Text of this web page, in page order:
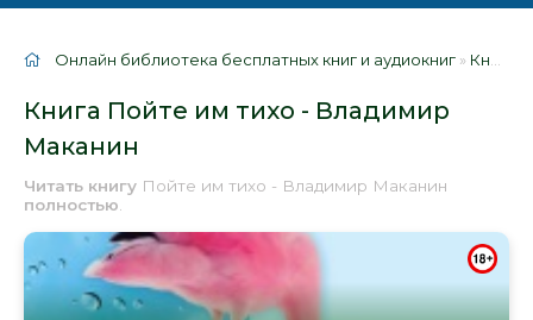
Онлайн библиотека бесплатных книг и аудиокниг » Книги
Книга Пойте им тихо - Владимир
Маканин
Читать книгу Пойте им тихо - Владимир Маканин
полностью